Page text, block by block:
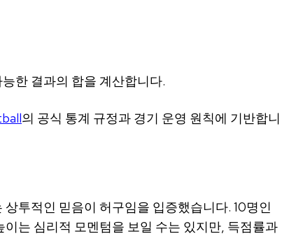
한 결과의 합을 계산합니다.
의 공식 통계 규정과 경기 운영 원칙에 기반합니
투적인 믿음이 허구임을 입증했습니다. 10명인
는 심리적 모멘텀을 보일 수는 있지만, 득점률과